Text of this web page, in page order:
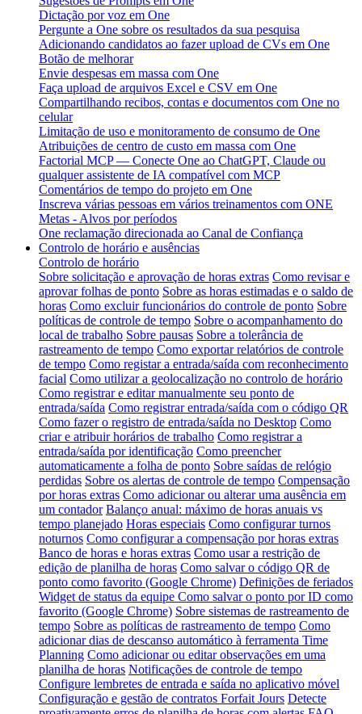
Dictação por voz em One
Pergunte a One sobre os resultados da sua pesquisa
Adicionando candidatos ao fazer upload de CVs em One
Botão de melhorar
Envie despesas em massa com One
Faça upload de arquivos Excel e CSV em One
Compartilhando recibos, contas e documentos com One no
celular
Limitação de uso e monitoramento de consumo de One
Atribuições de centro de custo em massa com One
Factorial MCP — Conecte One ao ChatGPT, Claude ou
qualquer assistente de IA compatível com MCP
Comentários de tempo do projeto em One
Inscreva várias pessoas em vários treinamentos com ONE
Metas - Alvos por períodos
One reclamação direcionada ao Canal de Confiança
Controlo de horário e ausências
Controlo de horário
Sobre solicitação e aprovação de horas extras Como revisar e
aprovar folhas de ponto Sobre as horas estimadas e o saldo de
horas Como excluir funcionários do controle de ponto Sobre
políticas de controle de tempo Sobre o acompanhamento do
local de trabalho Sobre pausas Sobre a tolerância de
rastreamento de tempo Como exportar relatórios de controle
de tempo Como registar a entrada/saída com reconhecimento
facial Como utilizar a geolocalização no controlo de horário
Como registrar e editar manualmente seu ponto de
entrada/saída Como registrar entrada/saída com o código QR
Como fazer o registro de entrada/saída no Desktop Como
criar e atribuir horários de trabalho Como registrar a
entrada/saída por identificação Como preencher
automaticamente a folha de ponto Sobre saídas de relógio
perdidas Sobre os alertas de controle de tempo Compensação
por horas extras Como adicionar ou alterar uma ausência em
um contador Balanço anual: máximo de horas anuais vs
tempo planejado Horas especiais Como configurar turnos
noturnos Como configurar a compensação por horas extras
Banco de horas e horas extras Como usar a restrição de
edição de planilha de horas Como salvar o código QR de
ponto como favorito (Google Chrome) Definições de feriados
Widget de status da equipe Como salvar o ponto por ID como
favorito (Google Chrome) Sobre sistemas de rastreamento de
tempo Sobre as políticas de rastreamento de tempo Como
adicionar dias de descanso automático à ferramenta Time
Planning Como adicionar ou editar observações em uma
planilha de horas Notificações de controle de tempo
Configure lembretes de entrada e saída no aplicativo móvel
Configuração e gestão de contratos Forfait Jours Detecte